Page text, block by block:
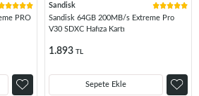
PRO
Sandisk
Sandisk 64GB 200MB/s Extreme Pro
V30 SDXC Hafıza Kartı
1.893 TL
Sepete Ekle